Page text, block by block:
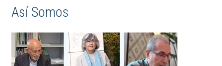
Así Somos